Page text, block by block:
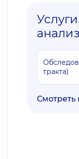
тракта)
Смотреть